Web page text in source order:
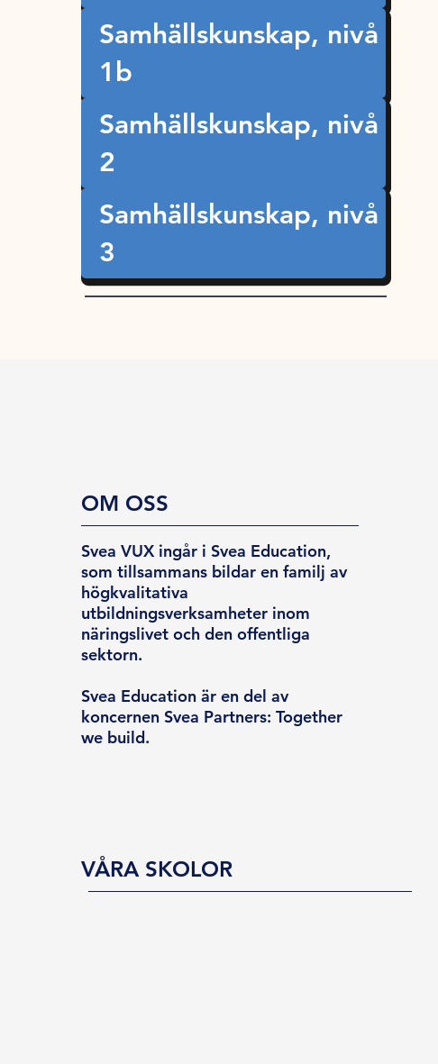
Samhällskunskap, nivå
1b
Samhällskunskap, nivå
2
Samhällskunskap, nivå
3
OM OSS
Svea VUX ingår i Svea Education,
som tillsammans bildar en familj av
högkvalitativa
utbildningsverksamheter inom
näringslivet och den offentliga
sektorn.
Svea Education är en del av
koncernen Svea Partners: Together
we build.
VÅRA SKOLOR